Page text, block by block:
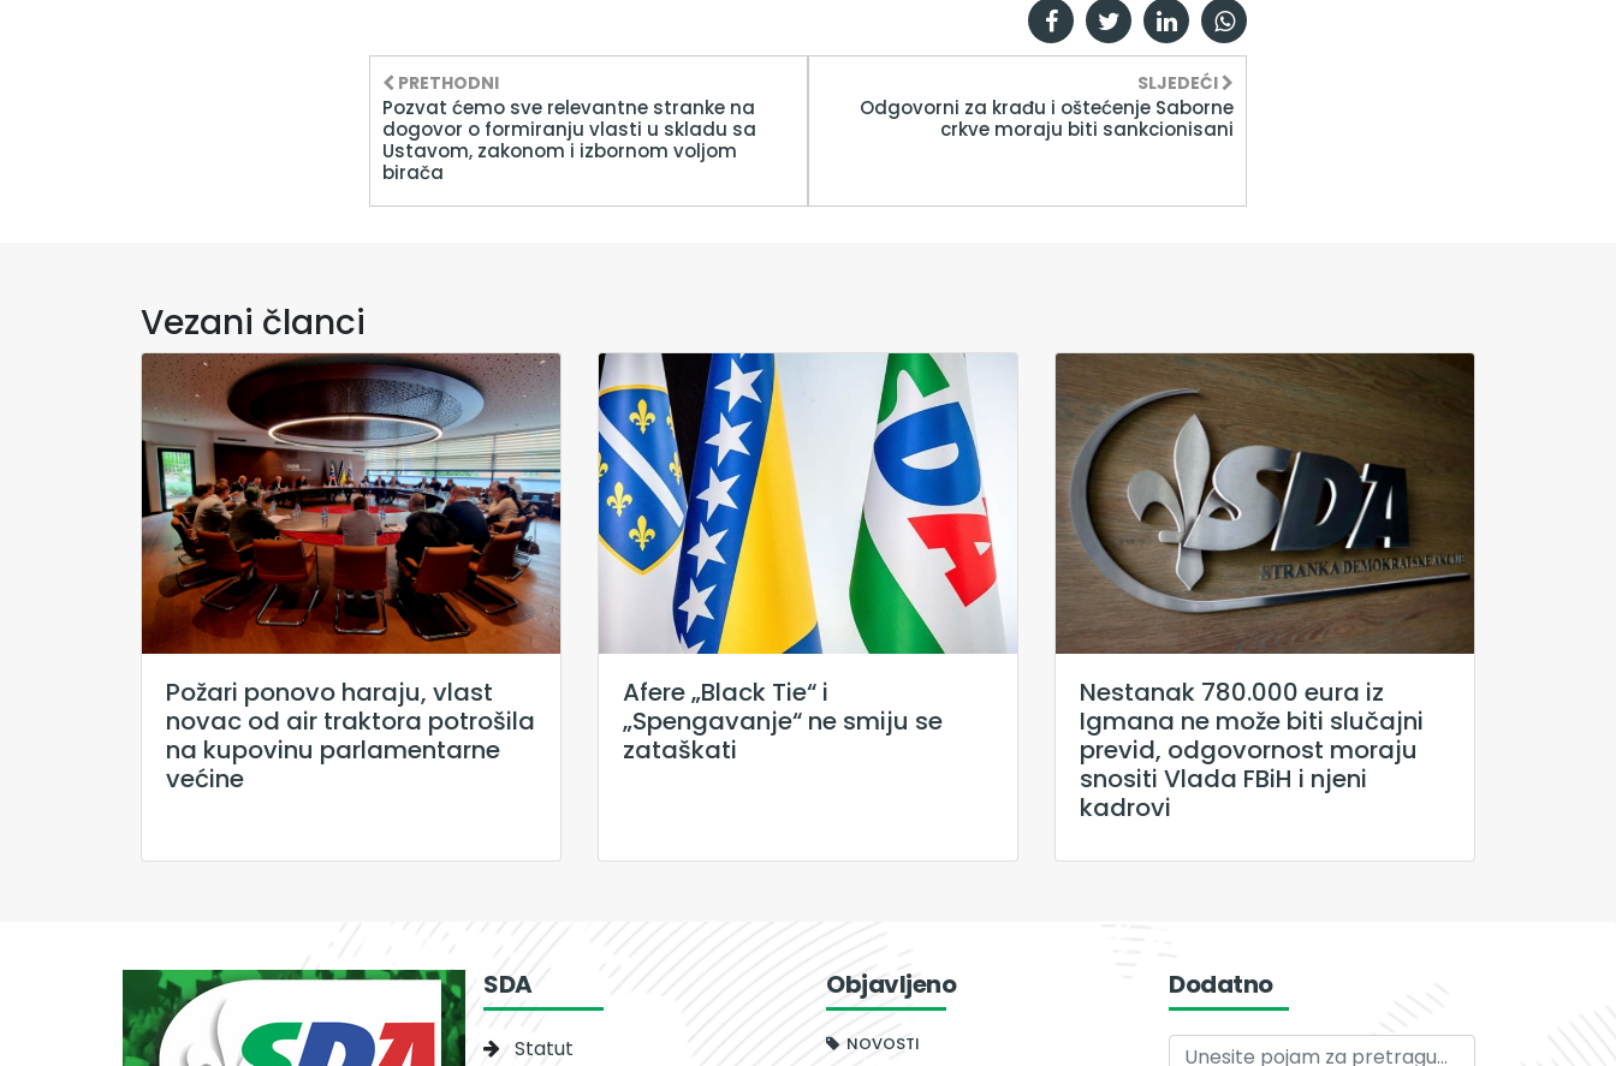
PRETHODNI
Pozvat ćemo sve relevantne stranke na
dogovor o formiranju vlasti u skladu sa
Ustavom, zakonom i izbornom voljom
birača
SLJEDEĆI
Odgovorni za krađu i oštećenje Saborne
crkve moraju biti sankcionisani
Vezani članci
Požari ponovo haraju, vlast
novac od air traktora potrošila
na kupovinu parlamentarne
većine
Afere „Black Tie“ i
„Spengavanje“ ne smiju se
zataškati
Nestanak 780.000 eura iz
Igmana ne može biti slučajni
previd, odgovornost moraju
snositi Vlada FBiH i njeni
kadrovi
SDA
Statut
Objavljeno
NOVOSTI
Dodatno